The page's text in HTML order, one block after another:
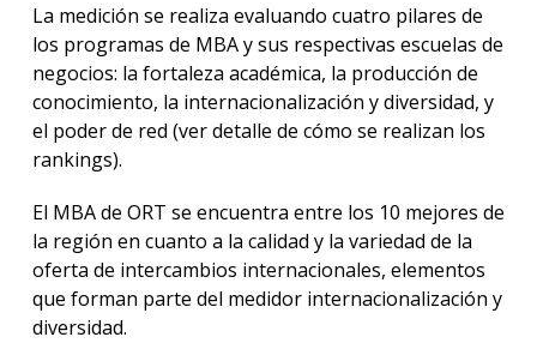
La medición se realiza evaluando cuatro pilares de
los programas de MBA y sus respectivas escuelas de
negocios: la fortaleza académica, la producción de
conocimiento, la internacionalización y diversidad, y
el poder de red (ver detalle de cómo se realizan los
rankings).
El MBA de ORT se encuentra entre los 10 mejores de
la región en cuanto a la calidad y la variedad de la
oferta de intercambios internacionales, elementos
que forman parte del medidor internacionalización y
diversidad.